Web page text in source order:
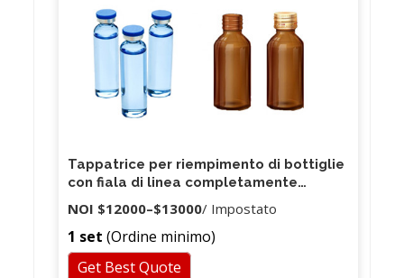
Tappatrice per riempimento di bottiglie
con fiala di linea completamente
NOI $12000–$13000/ Impostato
1 set (Ordine minimo)
Get Best Quote